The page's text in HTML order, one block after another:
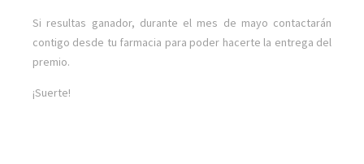
Si resultas ganador, durante el mes de mayo contactarán
contigo desde tu farmacia para poder hacerte la entrega del
premio.
¡Suerte!